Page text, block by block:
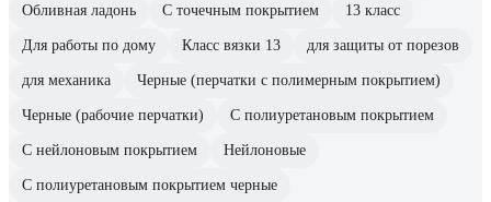
Обливная ладонь С точечным покрытием 13 класс
Для работы по дому Класс вязки 13 для защиты от порезов
для механика Черные (перчатки с полимерным покрытием)
Черные (рабочие перчатки) С полиуретановым покрытием
С нейлоновым покрытием Нейлоновые
С полиуретановым покрытием черные